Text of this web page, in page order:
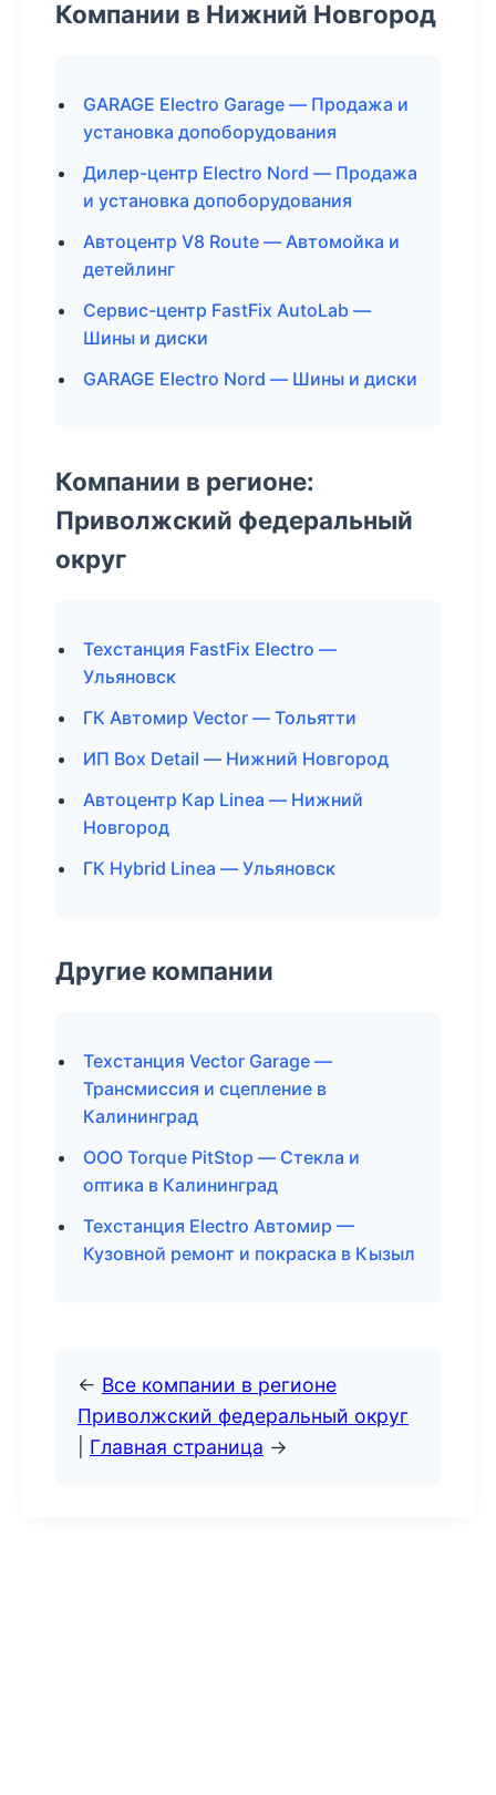
Компании в Нижний Новгород
GARAGE Electro Garage — Продажа и
установка допоборудования
Дилер-центр Electro Nord — Продажа
и установка допоборудования
Автоцентр V8 Route — Автомойка и
детейлинг
Сервис-центр FastFix AutoLab —
Шины и диски
GARAGE Electro Nord — Шины и диски
Компании в регионе:
Приволжский федеральный
округ
Техстанция FastFix Electro —
Ульяновск
ГК Автомир Vector — Тольятти
ИП Box Detail — Нижний Новгород
Автоцентр Кар Linea — Нижний
Новгород
ГК Hybrid Linea — Ульяновск
Другие компании
Техстанция Vector Garage —
Трансмиссия и сцепление в
Калининград
ООО Torque PitStop — Стекла и
оптика в Калининград
Техстанция Electro Автомир —
Кузовной ремонт и покраска в Кызыл
← Все компании в регионе
Приволжский федеральный округ
Главная страница →